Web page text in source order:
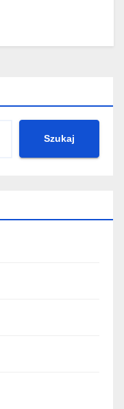
Szukaj